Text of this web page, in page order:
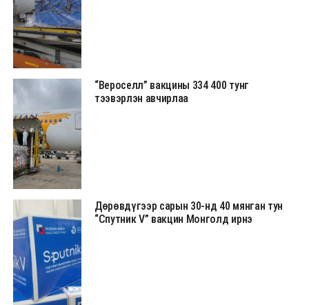
“Вероселл” вакцины 334 400 тунг
тээвэрлэн авчирлаа
Дөрөвдүгээр сарын 30-нд 40 мянган тун
“Спутник V” вакцин Монголд ирнэ